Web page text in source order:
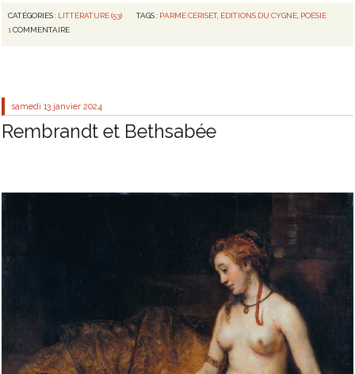
CATÉGORIES : LITTÉRATURE (53) TAGS : PARME CERISET, ÉDITIONS DU CYGNE POÉSIE
1 COMMENTAIRE
samedi 13 janvier 2024
Rembrandt et Bethsabée